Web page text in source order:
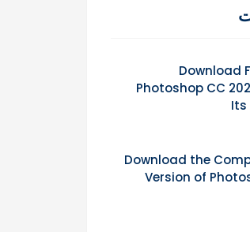
Download
Photoshop CC
Its
Download the
Version of